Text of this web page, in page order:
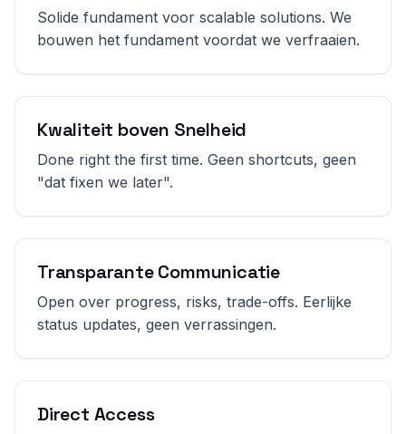
Solide fundament voor scalable solutions. We
bouwen het fundament voordat we verfraaien.
Kwaliteit boven Snelheid
Done right the first time. Geen shortcuts, geen
"dat fixen we later".
Transparante Communicatie
Open over progress, risks, trade-offs. Eerlijke
status updates, geen verrassingen.
Direct Access